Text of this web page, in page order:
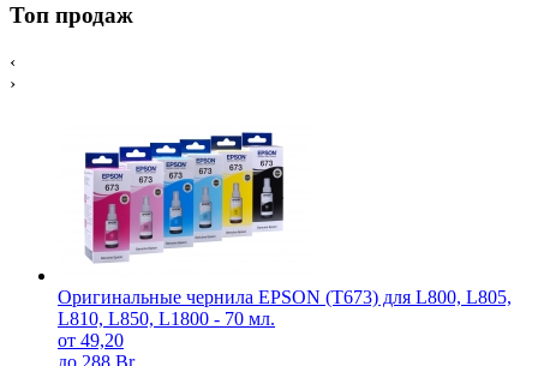
Топ продаж
‹
›
Оригинальные чернила EPSON (T673) для L800, L805,
L810, L850, L1800 - 70 мл.
от 49,20
до 288 Br